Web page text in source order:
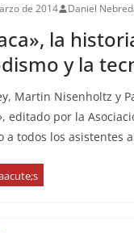
de 2014 Daniel
la
y la
Martin Nisenholtz y
editado por la
a todos los asistentes